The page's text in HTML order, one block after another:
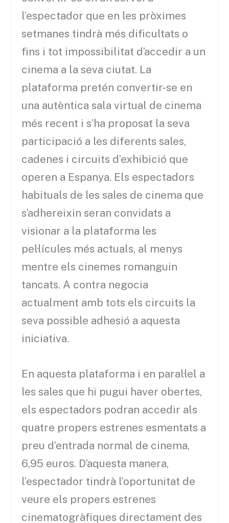
l’espectador que en les pròximes
setmanes tindrà més dificultats o
fins i tot impossibilitat d’accedir a un
cinema a la seva ciutat. La
plataforma pretén convertir-se en
una autèntica sala virtual de cinema
més recent i s’ha proposat la seva
participació a les diferents sales,
cadenes i circuits d’exhibició que
operen a Espanya. Els espectadors
habituals de les sales de cinema que
s’adhereixin seran convidats a
visionar a la plataforma les
pel·lícules més actuals, al menys
mentre els cinemes romanguin
tancats. A contra negocia
actualment amb tots els circuits la
seva possible adhesió a aquesta
iniciativa.
En aquesta plataforma i en paral·lel a
les sales que hi pugui haver obertes,
els espectadors podran accedir als
quatre propers estrenes esmentats a
preu d’entrada normal de cinema,
6,95 euros. D’aquesta manera,
l’espectador tindrà l’oportunitat de
veure els propers estrenes
cinematogràfiques directament des